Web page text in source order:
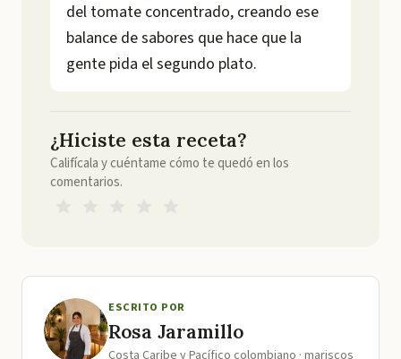
del tomate concentrado, creando ese
balance de sabores que hace que la
gente pida el segundo plato.
¿Hiciste esta receta?
Califícala y cuéntame cómo te quedó en los
comentarios.
ESCRITO POR
Rosa Jaramillo